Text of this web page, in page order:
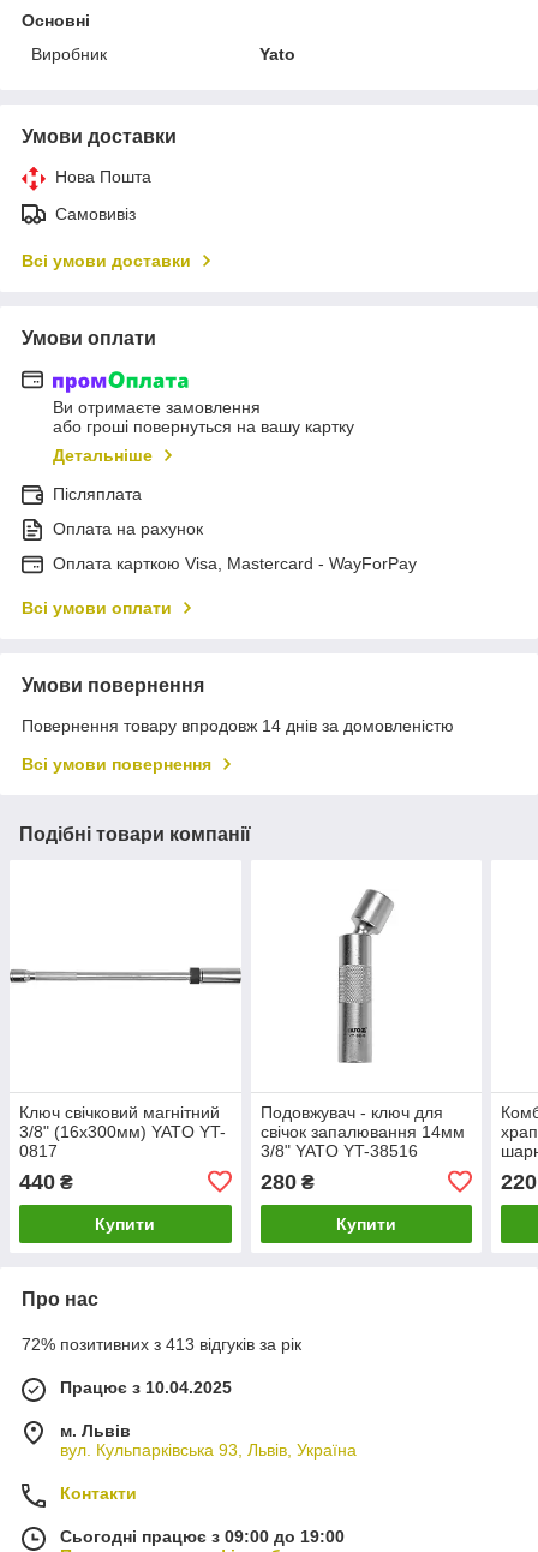
Основні
Виробник
Yato
Умови доставки
Нова Пошта
Самовивіз
Всі умови доставки
Умови оплати
Ви отримаєте замовлення
або гроші повернуться на вашу картку
Детальніше
Післяплата
Оплата на рахунок
Оплата карткою Visa, Mastercard - WayForPay
Всі умови оплати
Умови повернення
Повернення товару впродовж 14 днів за домовленістю
Всі умови повернення
Подібні товари компанії
Ключ свічковий магнітний
3/8" (16х300мм) YATO YT-
0817
440 ₴
Купити
Подовжувач - ключ для
свічок запалювання 14мм
3/8" YATO YT-38516
280₴
Купити
220
Про нас
72% позитивних з 413 відгуків за рік
Працює з 10.04.2025
м. Львів
вул. Кульпарківська 93, Львів, Україна
Контакти
Сьогодні працює з 09:00 до 19:00